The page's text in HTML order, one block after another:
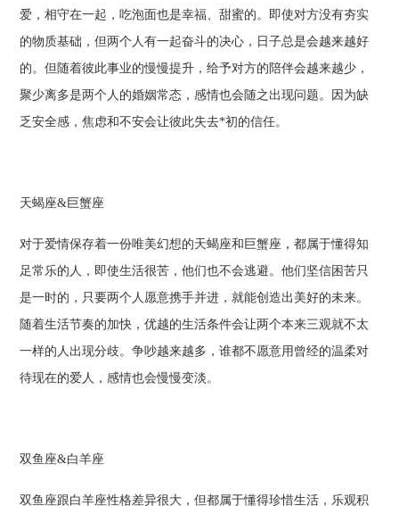
爱，相守在一起，吃泡面也是幸福、甜蜜的。即使对方没有夯实
的物质基础，但两个人有一起奋斗的决心，日子总是会越来越好
的。但随着彼此事业的慢慢提升，给予对方的陪伴会越来越少，
聚少离多是两个人的婚姻常态，感情也会随之出现问题。因为缺
乏安全感，焦虑和不安会让彼此失去*初的信任。
天蝎座&巨蟹座
对于爱情保存着一份唯美幻想的天蝎座和巨蟹座，都属于懂得知
足常乐的人，即使生活很苦，他们也不会逃避。他们坚信困苦只
是一时的，只要两个人愿意携手并进，就能创造出美好的未来。
随着生活节奏的加快，优越的生活条件会让两个本来三观就不太
一样的人出现分歧。争吵越来越多，谁都不愿意用曾经的温柔对
待现在的爱人，感情也会慢慢变淡。
双鱼座&白羊座
双鱼座跟白羊座性格差异很大，但都属于懂得珍惜生活，乐观积